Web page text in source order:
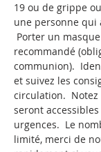
19 ou de grippe
une personne qui
Porter un
recommandé
communion).
et suivez les
circulation.
seront
urgences.  Le
limité, merci de